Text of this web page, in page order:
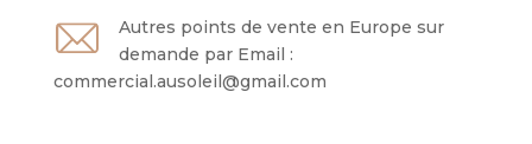
Autres points de vente en Europe sur
demande par Email :
commercial.ausoleil@gmail.com